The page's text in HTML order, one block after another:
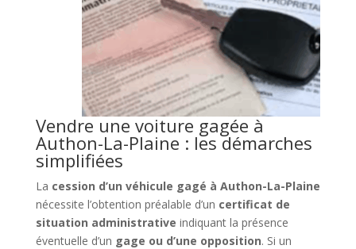
Vendre une voiture gagée à
Authon-La-Plaine : les démarches
simplifiées
La cession d’un véhicule gagé à Authon-La-Plaine
nécessite l’obtention préalable d’un certificat de
situation administrative indiquant la présence
éventuelle d’un gage ou d’une opposition. Si un